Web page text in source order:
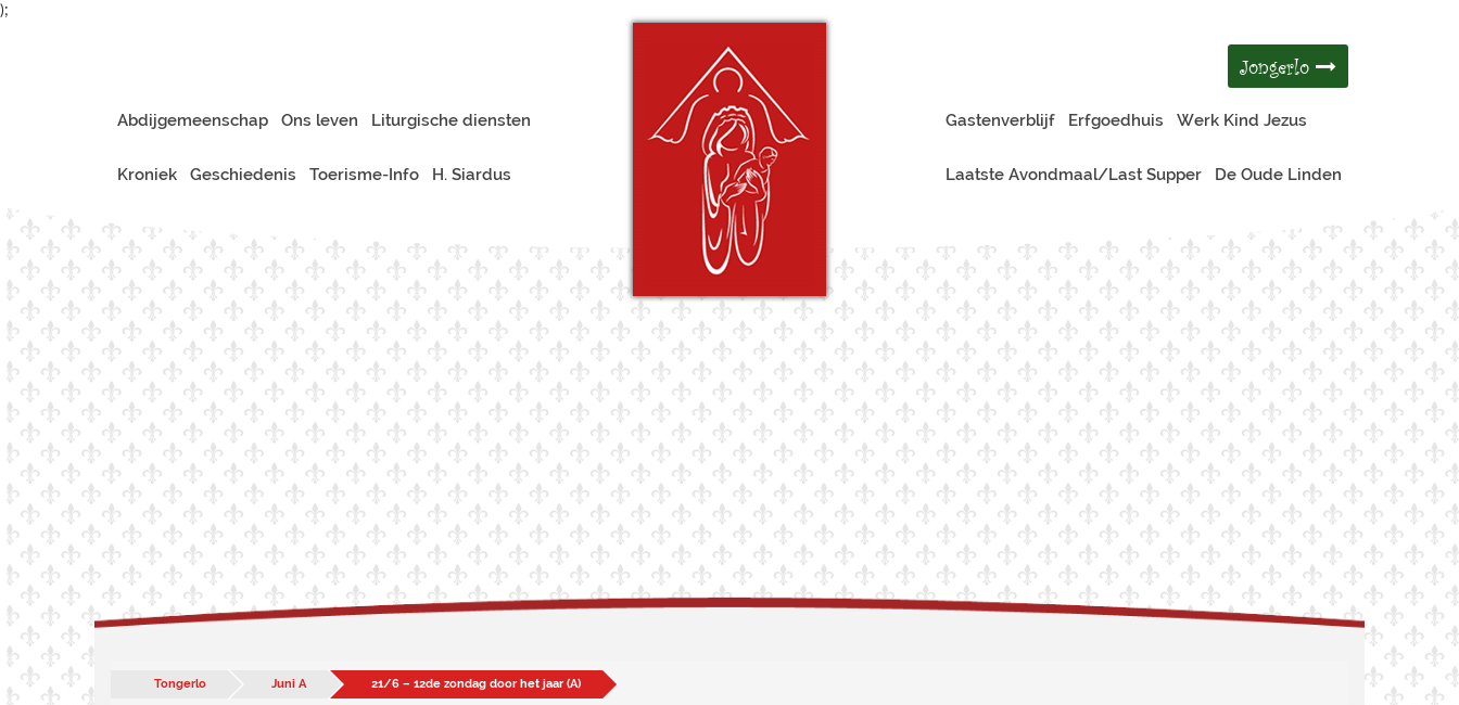
);
Jongerlo
Abdijgemeenschap Ons leven Liturgische diensten
Kroniek Geschiedenis Toerisme-Info H. Siardus
Gastenverblijf Erfgoedhuis Werk Kind Jezus
Laatste Avondmaal/Last Supper De Oude Linden
Tongerlo Juni A 21/6 – 12de zondag door het jaar (A)